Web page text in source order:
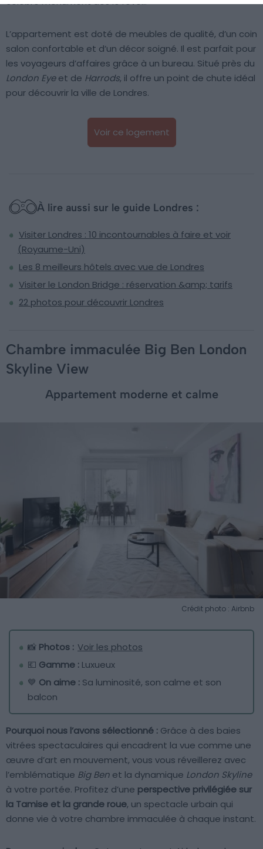
L’appartement est doté de meubles de qualité, d’un coin
salon confortable et d’un décor soigné. Il est parfait pour
les voyageurs d’affaires grâce à un bureau. Situé près du
London Eyeet de Harrods, il offre un point de chute idéal
pour découvrir la ville de Londres.
Voir ce logement
À lire aussi sur le guide Londres :
Visiter Londres : 10 incontournables à faire et voir
(Royaume-Uni)
Les 8 meilleurs hôtels avec vue de Londres
Visiter le London Bridge : réservation &amp; tarifs
22 photos pour découvrir Londres
Chambre immaculée Big Ben London
Skyline View
Appartement moderne et calme
Crédit photo : Airbnb
📸 Photos : Voir les photos
💶 Gamme : Luxueux
💙 On aime : Sa luminosité, son calme et son
balcon
Pourquoi nous l’avons sélectionné : Grâce à des baies
vitrées spectaculaires qui encadrent la vue comme une
œuvre d’art en mouvement, vous vous réveillerez avec
l’emblématique Big Ben et la dynamique London Skyline
à votre portée. Profitez d’une perspective privilégiée sur
la Tamise et la grande roue, un spectacle urbain qui
donne vie à votre chambre immaculée à chaque instant.